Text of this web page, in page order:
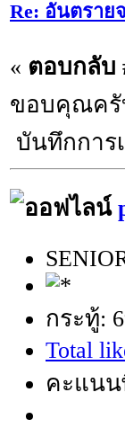
Re: อันตราย
« ตอบกลับ
ขอบคุณครั
บันทึกการ
กระทู้:
Total
คะแนน